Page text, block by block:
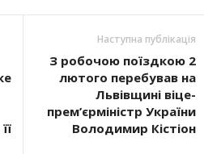
Наступна публікація
З робочою поїздкою 2
лютого перебував на
Львівщині віце-
прем’єрміністр України
Володимир Кістіон